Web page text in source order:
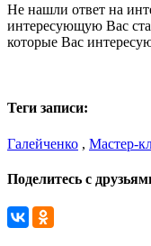
Не нашли ответ на
интересующую Вас
которые Вас
Теги записи:
Галейченко , Мастер-
Поделитесь с